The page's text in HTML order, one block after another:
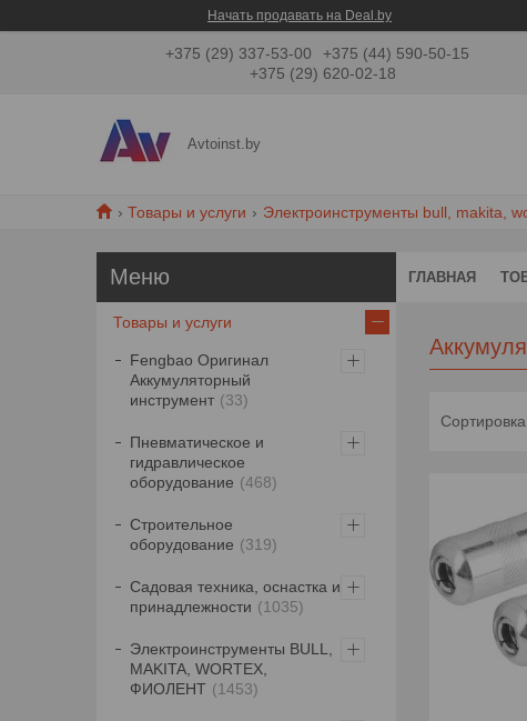
Начать продавать на Deal.by
+375 (29) 337-53-00
+375 (44) 590-50-15
+375 (29) 620-02-18
Avtoinst.by
Товары и услуги Электроинструменты bull, makita,
ГЛАВНАЯ
Товары и услуги
Fengbao Оригинал
Аккумуляторный
инструмент
33
Пневматическое и
гидравлическое
оборудование
468
Строительное
оборудование
319
Садовая техника, оснастка и
принадлежности
1035
Электроинструменты BULL,
MAKITA, WORTEX,
ФИОЛЕНТ
1453